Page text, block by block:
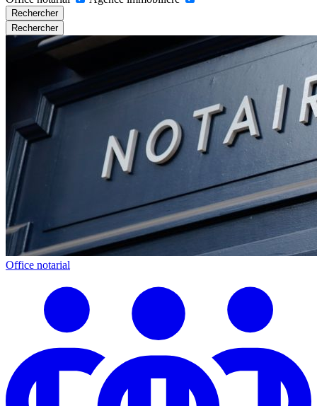
Rechercher
Rechercher
Office notarial